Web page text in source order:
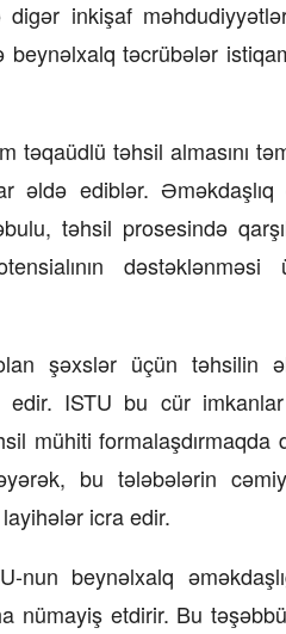
inkişaf
təcrübələr
təhsil almasını
əldə ediblər.
təhsil prosesində
şəxslər üçün təhsilin
edir. ISTU bu cür
mühiti formalaşdırmaqda
bu tələbələrin
icra edir.
nun beynəlxalq
nümayiş etdirir. Bu
üzrə